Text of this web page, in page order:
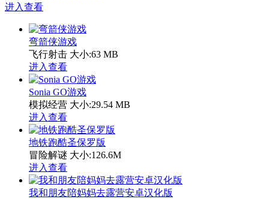
进入查看
弯箭侠游戏
飞行射击 大小:63 MB
进入查看
Sonia GO游戏
模拟经营 大小:29.54 MB
进入查看
地铁跑酷圣保罗版
冒险解谜 大小:126.6M
进入查看
我和朋友陪妈妈去露营安卓汉化版